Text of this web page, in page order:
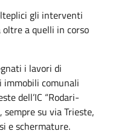
gli interventi
a quelli in corso
i lavori di
comunali
dell’IC “Rodari-
sempre su via Trieste,
e schermature.